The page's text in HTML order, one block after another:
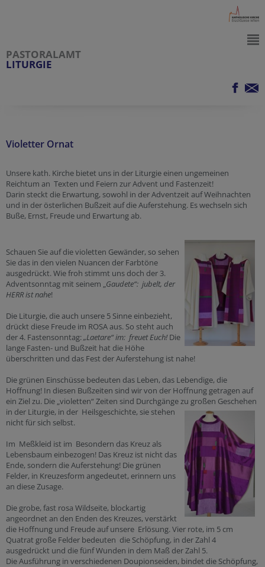
PASTORALAMT
LITURGIE
Violetter Ornat
Unsere kath. Kirche bietet uns in der Liturgie einen ungemeinen
Reichtum an Texten und Feiern zur Advent und Fastenzeit!
Darin steckt die Erwartung, sowohl in der Adventzeit auf Weihnachten
und in der österlichen Bußzeit auf die Auferstehung. Es wechseln sich
Buße, Ernst, Freude und Erwartung ab.
Schauen Sie auf die violetten Gewänder, so sehen
Sie das in den vielen Nuancen der Farbtöne
ausgedrückt. Wie froh stimmt uns doch der 3.
Adventsonntag mit seinem „Gaudete“: jubelt, der
HERR ist nahe!
Die Liturgie, die auch unsere 5 Sinne einbezieht,
drückt diese Freude im ROSA aus. So steht auch
der 4. Fastensonntag:„Laetare“ im: freuet Euch!Die
lange Fasten- und Bußzeit hat die Höhe
überschritten und das Fest der Auferstehung ist nahe!
Die grünen Einschüsse bedeuten das Leben, das Lebendige, die
Hoffnung! In diesen Bußzeiten sind wir von der Hoffnung getragen auf
ein Ziel zu. Die „violetten“ Zeiten sind Durchgänge zu großen Geschehen
in der Liturgie, in der Heilsgeschichte, sie stehen
nicht für sich selbst.
Im Meßkleid ist im Besondern das Kreuz als
Lebensbaum einbezogen! Das Kreuz ist nicht das
Ende, sondern die Auferstehung! Die grünen
Felder, in Kreuzesform angedeutet, erinnern uns
an diese Zusage.
Die grobe, fast rosa Wildseite, blockartig
angeordnet an den Enden des Kreuzes, verstärkt
die Hoffnung und Freude auf unsere Erlösung. Vier rote, im 5 cm
Quatrat große Felder bedeuten die Schöpfung, in der Zahl 4
ausgedrückt und die fünf Wunden in dem Maß der Zahl 5.
Die Ausführung in verschiedenen Doupionseiden, bindet die Schöpfung,